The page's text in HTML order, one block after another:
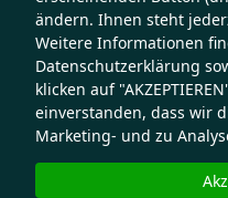
ändern. Ihnen steht
Weitere Informationen
Datenschutzerklärung
klicken auf
einverstanden, dass wir
Marketing- und zu